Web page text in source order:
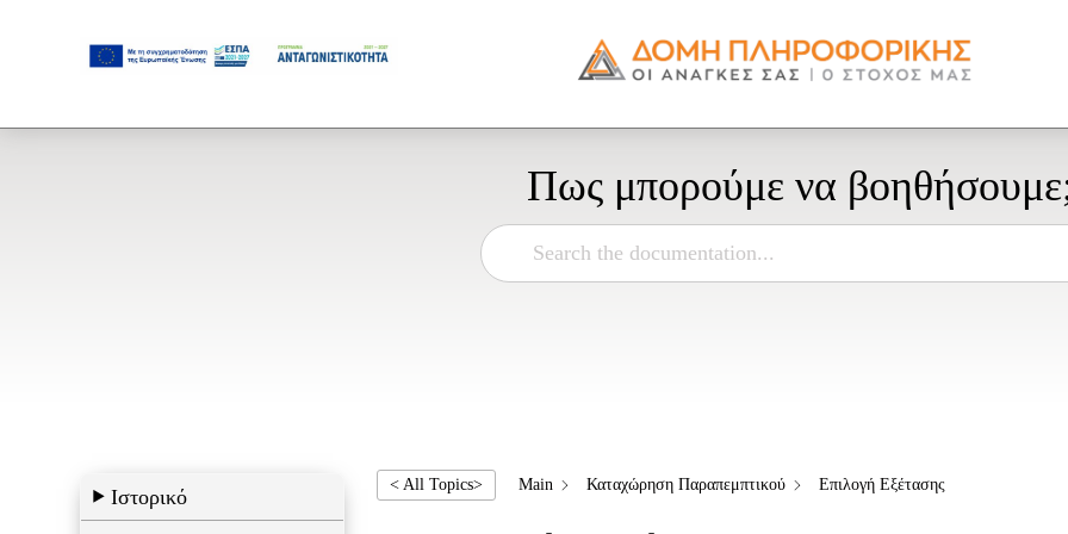
Πως μπορούμε να
Ιστορικό
< All Topics> Main Καταχώρηση Παραπεμπτικού Επιλογή Εξέτασης